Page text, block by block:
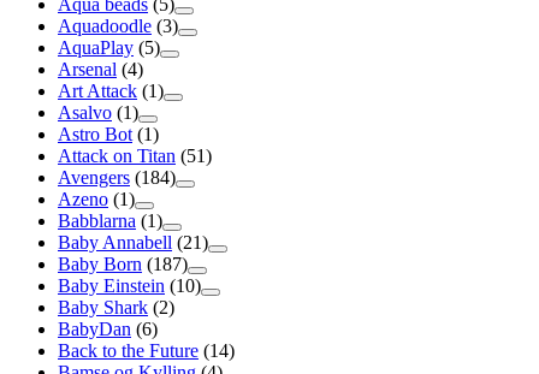
Aquadoodle (3)
AquaPlay (5)
Arsenal (4)
Art Attack (1)
Asalvo (1)
Astro Bot (1)
Attack on Titan (51)
Avengers (184)
Azeno (1)
Babblarna (1)
Baby Annabell (21)
Baby Born (187)
Baby Einstein (10)
Baby Shark (2)
BabyDan (6)
Back to the Future (14)